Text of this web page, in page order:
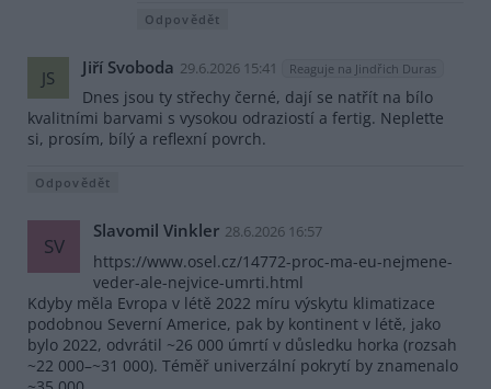
Odpovědět
JS Jiří Svoboda 29.6.2026 15:41 Reaguje na Jindřich Duras
Dnes jsou ty střechy černé, dají se natřít na bílo
kvalitními barvami s vysokou odraziostí a fertig. Nepleťte
si, prosím, bílý a reflexní povrch.
Odpovědět
SV
Slavomil Vinkler 28.6.2026 16:57
https://www.osel.cz/14772-proc-ma-eu-nejmene-
veder-ale-nejvice-umrti.html
Kdyby měla Evropa v létě 2022 míru výskytu klimatizace
podobnou Severní Americe, pak by kontinent v létě, jako
bylo 2022, odvrátil ~26 000 úmrtí v důsledku horka (rozsah
~22 000–~31 000). Téměř univerzální pokrytí by znamenalo